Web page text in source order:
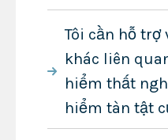
Tôi cần hỗ trợ
khác liên
hiểm thất
hiểm tàn tật